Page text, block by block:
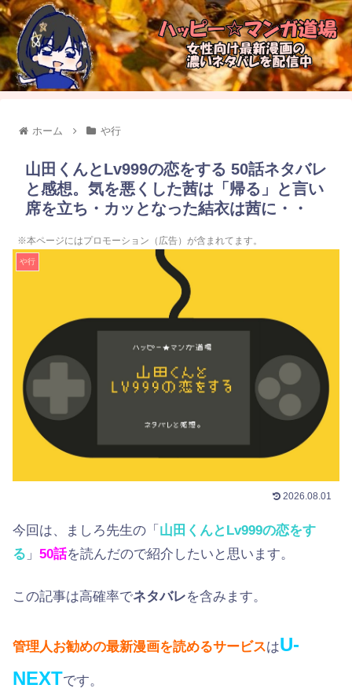
ホーム や行
山田くんとLv999の恋をする 50話ネタバレ
と感想。気を悪くした茜は「帰る」と言い
席を立ち・カッとなった結衣は茜に・・
※本ページにはプロモーション（広告）が含まれてます。
や行
2026.08.01
今回は、ましろ先生の「 山田くんとLv999の恋をす
る 」 50話を読んだので紹介したいと思います。
この記事は高確率でネタバレを含みます。
管理人お勧めの最新漫画を読めるサービスはU-
NEXTです。